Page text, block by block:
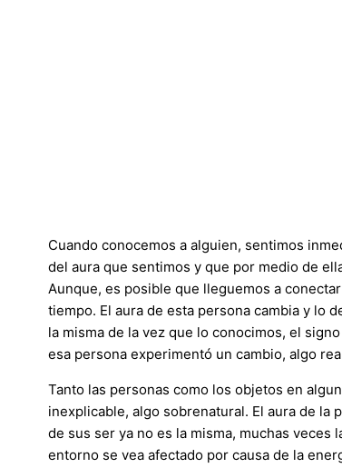
Cuando conocemos a alguien, sentimos
del aura que sentimos y que por medio de
Aunque, es posible que lleguemos a
tiempo. El aura de esta persona cambia y lo
la misma de la vez que lo conocimos, el
esa persona experimentó un cambio, algo
Tanto las personas como los objetos en
inexplicable, algo sobrenatural. El aura de la
de sus ser ya no es la misma, muchas
entorno se vea afectado por causa de la